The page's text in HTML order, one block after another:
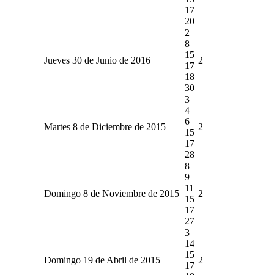
17
20
Jueves 30 de Junio de 2016
2
8
15
17
18
30
2
Martes 8 de Diciembre de 2015
3
4
6
15
17
28
2
Domingo 8 de Noviembre de 2015
8
9
11
15
17
27
2
Domingo 19 de Abril de 2015
3
14
15
17
2